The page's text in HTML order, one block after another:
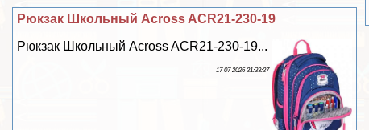
Рюкзак Школьный Across ACR21-230-19
Рюкзак Школьный Across ACR21-230-19...
17 07 2026 21:33:27